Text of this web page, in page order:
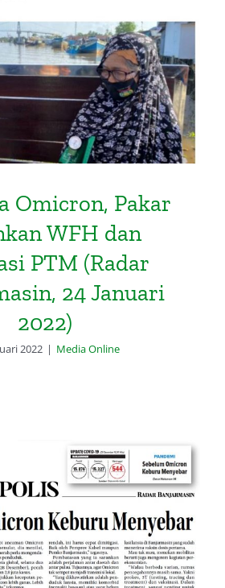
Omicron, Pakar
dan Evaluasi PTM
24 Januari
2022)
Omicron, Pakar
WFH dan
PTM (Radar
24 Januari
2022)
2022 | Media Online
Mobilitas Warga,
Omicron Keburu
Banjarmasin, 31
2021)